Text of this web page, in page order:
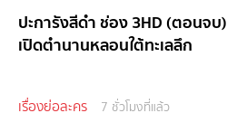
ปะการังสีดำ ช่อง 3HD (ตอนจบ)
เปิดตำนานหลอนใต้ทะเลลึก
เรื่องย่อละคร 7 ชั่วโมงที่แล้ว